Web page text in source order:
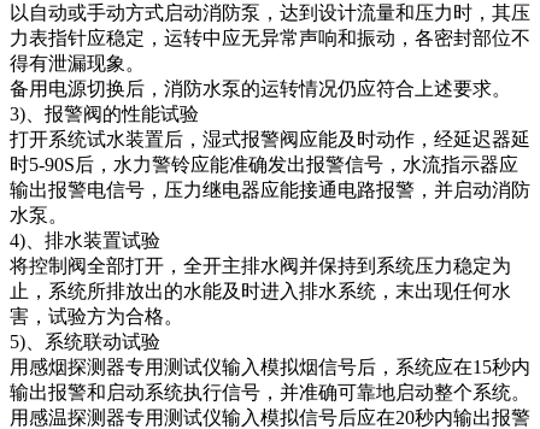
以自动或手动方式启动消防泵，达到设计流量和压力时，其压
力表指针应稳定，运转中应无异常声响和振动，各密封部位不
得有泄漏现象。
备用电源切换后，消防水泵的运转情况仍应符合上述要求。
3)、报警阀的性能试验
打开系统试水装置后，湿式报警阀应能及时动作，经延迟器延
时5-90S后，水力警铃应能准确发出报警信号，水流指示器应
输出报警电信号，压力继电器应能接通电路报警，并启动消防
水泵。
4)、排水装置试验
将控制阀全部打开，全开主排水阀并保持到系统压力稳定为
止，系统所排放出的水能及时进入排水系统，末出现任何水
害，试验方为合格。
5)、系统联动试验
用感烟探测器专用测试仪输入模拟烟信号后，系统应在15秒内
输出报警和启动系统执行信号，并准确可靠地启动整个系统。
用感温探测器专用测试仪输入模拟信号后应在20秒内输出报警